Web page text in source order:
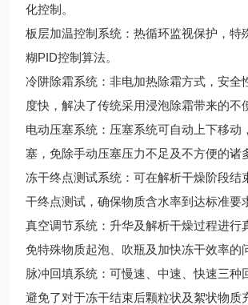
化控制。
板层加温控制系统：热循环监视保护，特
糊PID控制算法。
冷阱除霜系统：非电加热除霜方式，安全
度快，解决了传统采用浸泡除霜带来的不
电动压塞系统：压塞系统可自动上下移动
塞，免除手动压塞压力不足及不方便的诸
冻干终点测试系统：可在解析干燥阶段结
干终点测试，确保物质含水率到达标准要
真空调节系统：升华及解析干燥过程进行
免特殊物质起泡、吹瓶及加快冻干效率的
脉冲回填系统：可慢速、中速、快速三种
避免了对于冻干结束后颗粒状及絮状物质